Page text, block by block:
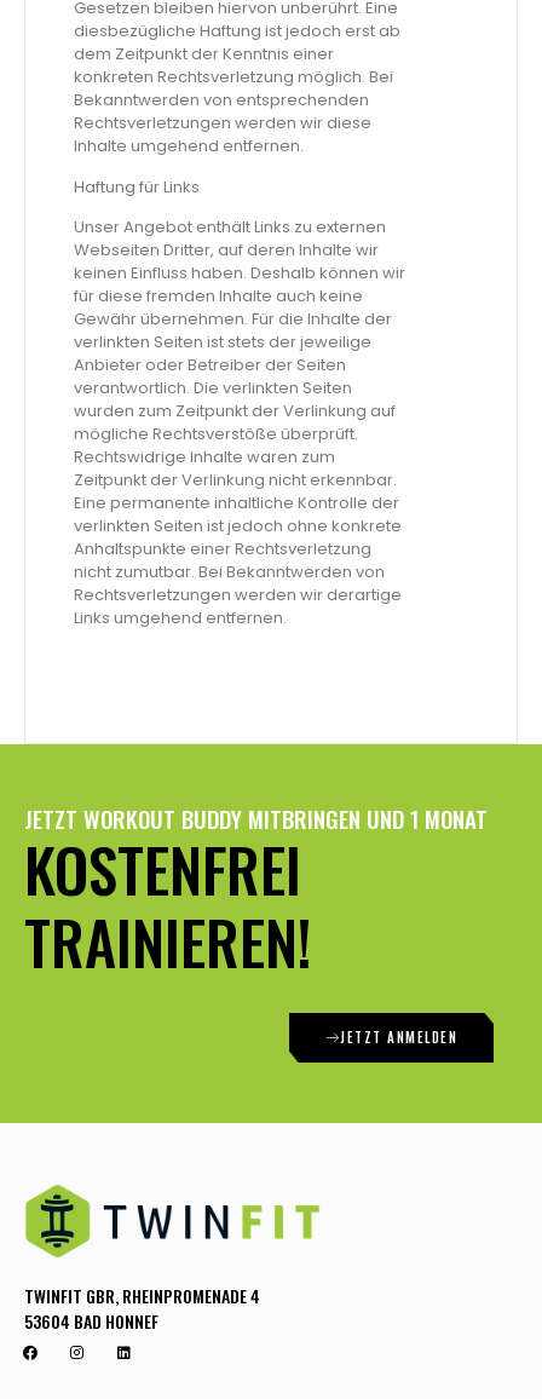
Gesetzen bleiben hiervon unberührt. Eine
diesbezügliche Haftung ist jedoch erst ab
dem Zeitpunkt der Kenntnis einer
konkreten Rechtsverletzung möglich. Bei
Bekanntwerden von entsprechenden
Rechtsverletzungen werden wir diese
Inhalte umgehend entfernen.
Haftung für Links
Unser Angebot enthält Links zu externen
Webseiten Dritter, auf deren Inhalte wir
keinen Einfluss haben. Deshalb können wir
für diese fremden Inhalte auch keine
Gewähr übernehmen. Für die Inhalte der
verlinkten Seiten ist stets der jeweilige
Anbieter oder Betreiber der Seiten
verantwortlich. Die verlinkten Seiten
wurden zum Zeitpunkt der Verlinkung auf
mögliche Rechtsverstöße überprüft.
Rechtswidrige Inhalte waren zum
Zeitpunkt der Verlinkung nicht erkennbar.
Eine permanente inhaltliche Kontrolle der
verlinkten Seiten ist jedoch ohne konkrete
Anhaltspunkte einer Rechtsverletzung
nicht zumutbar. Bei Bekanntwerden von
Rechtsverletzungen werden wir derartige
Links umgehend entfernen.
JETZT WORKOUT BUDDY MITBRINGEN UND 1 MONAT
KOSTENFREI
TRAINIEREN!
JETZT ANMELDEN
TWINFIT GBR, RHEINPROMENADE 4
53604 BAD HONNEF